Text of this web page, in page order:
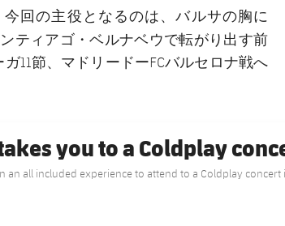
回の主役となるのは、バルサの胸に
ティアゴ・ベルナベウで転がり出す前
11節、マドリードーFCバルセロナ戦へ
you to a Coldplay
an all included experience to attend to a Coldplay concert